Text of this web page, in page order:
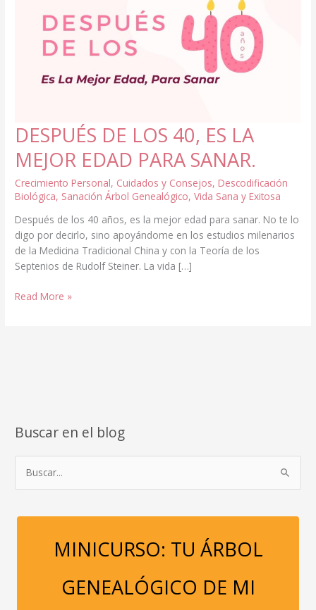
DESPUÉS DE LOS 40, ES LA
MEJOR EDAD PARA SANAR.
Crecimiento Personal, Cuidados y Consejos, Descodificación
Biológica, Sanación Árbol Genealógico,Vida Sana y Exitosa
Después de los 40 años, es la mejor edad para sanar. No te lo
digo por decirlo, sino apoyándome en los estudios milenarios
de la Medicina Tradicional China y con la Teoría de los
Septenios de Rudolf Steiner. La vida […]
DESPUÉS
SANAR.
Read More »
Buscar en el blog
c
MINICURSO: TU ÁRBOL
GENEALÓGICO DE MI